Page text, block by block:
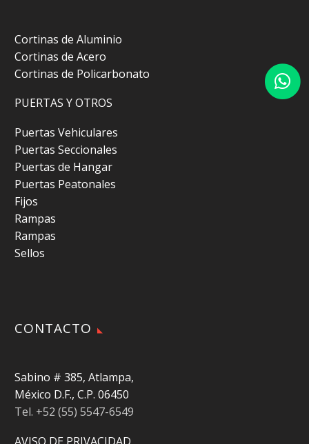
Cortinas de Aluminio
Cortinas de Acero
Cortinas de Policarbonato
PUERTAS Y OTROS
Puertas Vehiculares
Puertas Seccionales
Puertas de Hangar
Puertas Peatonales
Fijos
Rampas
Rampas
Sellos
CONTACTO
Sabino # 385, Atlampa,
México D.F., C.P. 06450
Tel. +52 (55) 5547-6549
AVISO DE PRIVACIDAD